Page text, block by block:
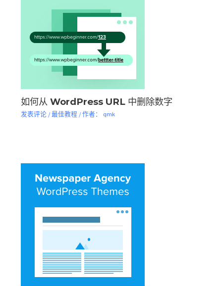
如何从 WordPress URL 中删除数字
发表评论 /最佳教程 / 作者： qmk